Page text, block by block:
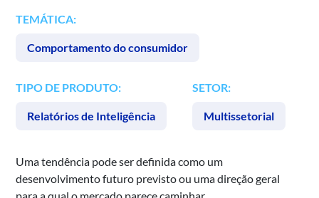
TEMÁTICA:
Comportamento do consumidor
TIPO DE PRODUTO:
Relatórios de Inteligência
SETOR:
Multissetorial
Uma tendência pode ser definida como um
desenvolvimento futuro previsto ou uma direção geral